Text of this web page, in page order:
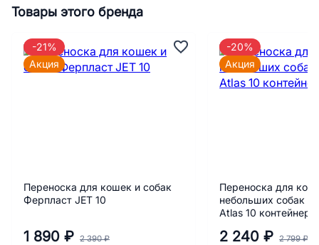
Товары этого бренда
Переноска для кошек и собак
Ферпласт JET 10
1 890 ₽ 2 390 ₽
-21%
Акция
Переноска для
небольших собак
Atlas 10 контейнер
2 240 ₽ 2 799 ₽
-20%
Акция